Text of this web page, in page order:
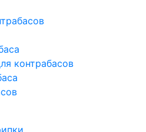
контрабасов